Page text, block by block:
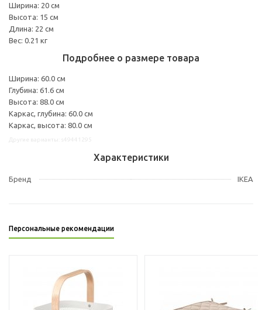
Ширина: 20 см
Высота: 15 см
Длина: 22 см
Вес: 0.21 кг
Подробнее о размере товара
Ширина: 60.0 см
Глубина: 61.6 см
Высота: 88.0 см
Каркас, глубина: 60.0 см
Каркас, высота: 80.0 см
Характеристики
Бренд IKEA
Персональные рекомендации